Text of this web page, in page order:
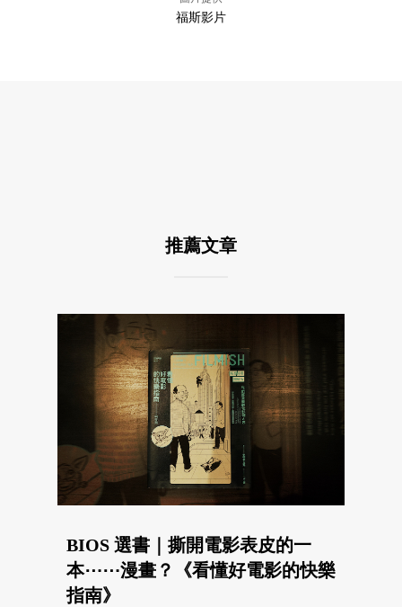
福斯影片
推薦文章
BIOS 選書｜撕開電影表皮的一
本⋯⋯漫畫？《看懂好電影的快樂
指南》